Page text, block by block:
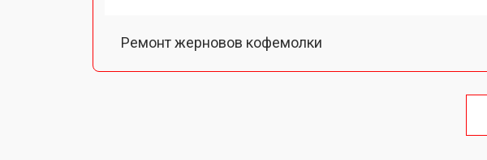
Ремонт жерновов кофемолки